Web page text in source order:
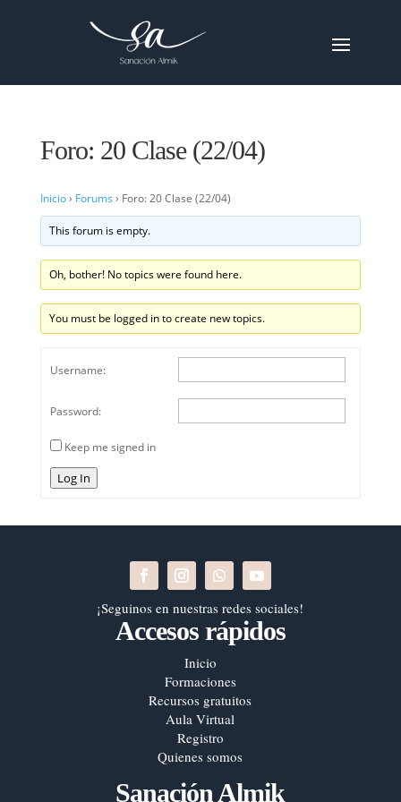
Foro: 20 Clase (22/04)
Inicio› Forums › Foro: 20 Clase (22/04)
This forum is empty.
Oh, bother! No topics were found here.
You must be logged in to create new topics.
Username:
Password:
Keep me signed in
Log In
¡Seguinos en nuestras redes sociales!
Accesos rápidos
Inicio
Formaciones
Recursos gratuitos
Aula Virtual
Registro
Quienes somos
Sanación Almik